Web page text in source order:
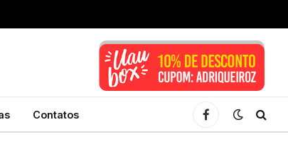
Contatos
Facebook